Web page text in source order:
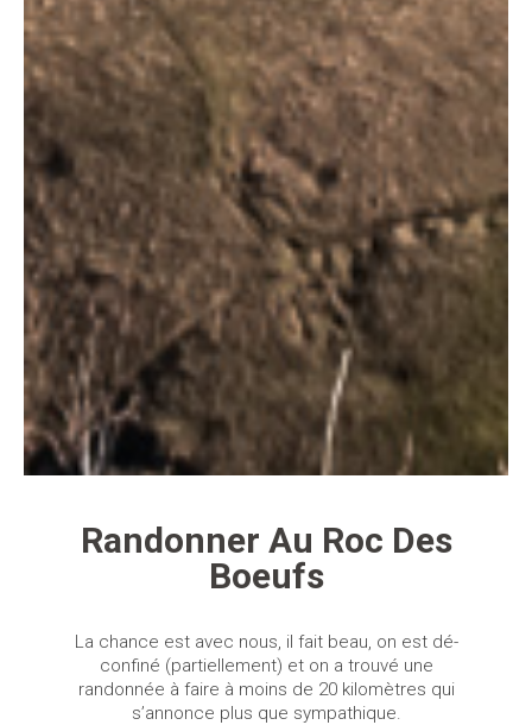
Randonner Au Roc Des
Boeufs
La chance est avec nous, il fait beau, on est dé-
confiné (partiellement) et on a trouvé une
randonnée à faire à moins de 20 kilomètres qui
s’annonce plus que sympathique.